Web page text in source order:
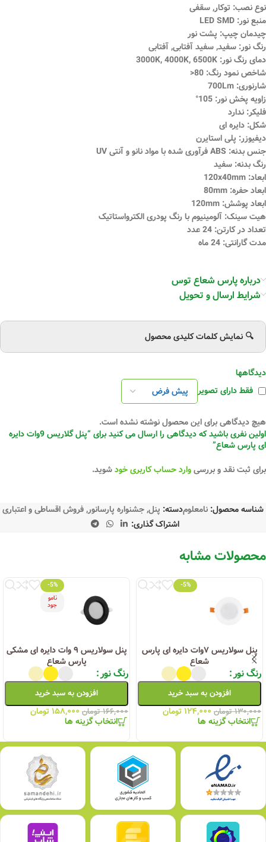
نوع نصب: توکار, سقفی
منبع نور: LED SMD
چیدمان چیپ: پشت نور
رنگ نور: سفید, سفید آفتابی, آفتابی
دمای رنگ نور: 3000K, 4000K, 6500K
شاخص نمود رنگ: 80<
شارنوری: 700Lm
زاویه پخش نور: 105°
فلیکر: ندارد
شکل: دایره ای
دیفیوزر: پلی استایرن
جنس بدنه: ABS فرآوری شده با مواد نانو و آنتی UV
رنگ بدنه: سفید
ابعاد: 120x40mm
ابعاد حفره: 80mm
ابعاد پوشش: 120mm
هیت سینک: آلومینیوم با رنگ پودری الکترواستاتیک
تعداد در کارتن: 24 عدد
مدت گارانتی: 24 ماه
درباره پارس شعاع توس
شرایط ارسال و تحویل
🔍 نمایش کلمات کلیدی محصول
دیدگاهها
فقط دارای تصویر
هیچ دیدگاهی برای این محصول نوشته نشده است.
اولین نفری باشید که دیدگاهی را ارسال می کنید برای “پنل گلاریس 9وات دایره
ای پارس شعاع”
برای ثبت نقد و بررسیوارد حساب کاربری خودشوید.
شناسه محصول: نامعلومدسته: پنل,جشنواره پارسانور,فروش اقساطی و اعتباری
اشتراک گذاری:
محصولات مشابه
-5%
پنل سولاریس ۷وات دایره ای پارس
شعاع
رنگ نور
افزودن به سبد خرید
۱۳۰,۰۰۰ تومان ۱۲۴,۰۰۰ تومان
انتخاب گزینه ها
-5%
نامو
جود
پنل سولاریس ۹ وات دایره ای مشکی
پارس شعاع
رنگ نور
افزودن به سبد خرید
۱۶۶,۰۰۰ تومان ۱۵۸,۰۰۰ تومان
انتخاب گزینه ها